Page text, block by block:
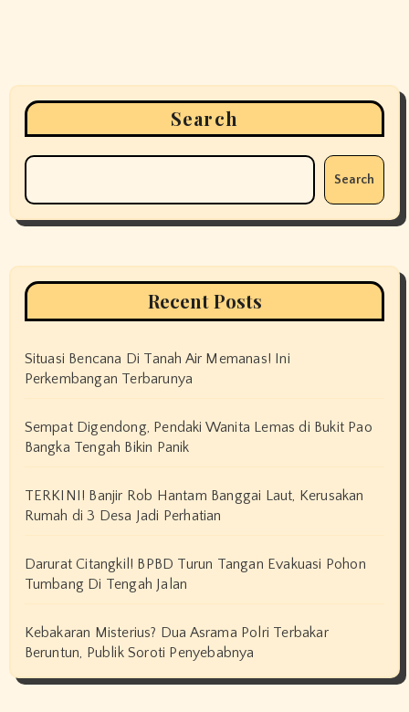
Search
Search
Recent Posts
Situasi Bencana Di Tanah Air Memanas! Ini
Perkembangan Terbarunya
Sempat Digendong, Pendaki Wanita Lemas di Bukit Pao
Bangka Tengah Bikin Panik
TERKINI! Banjir Rob Hantam Banggai Laut, Kerusakan
Rumah di 3 Desa Jadi Perhatian
Darurat Citangkil! BPBD Turun Tangan Evakuasi Pohon
Tumbang Di Tengah Jalan
Kebakaran Misterius? Dua Asrama Polri Terbakar
Beruntun, Publik Soroti Penyebabnya